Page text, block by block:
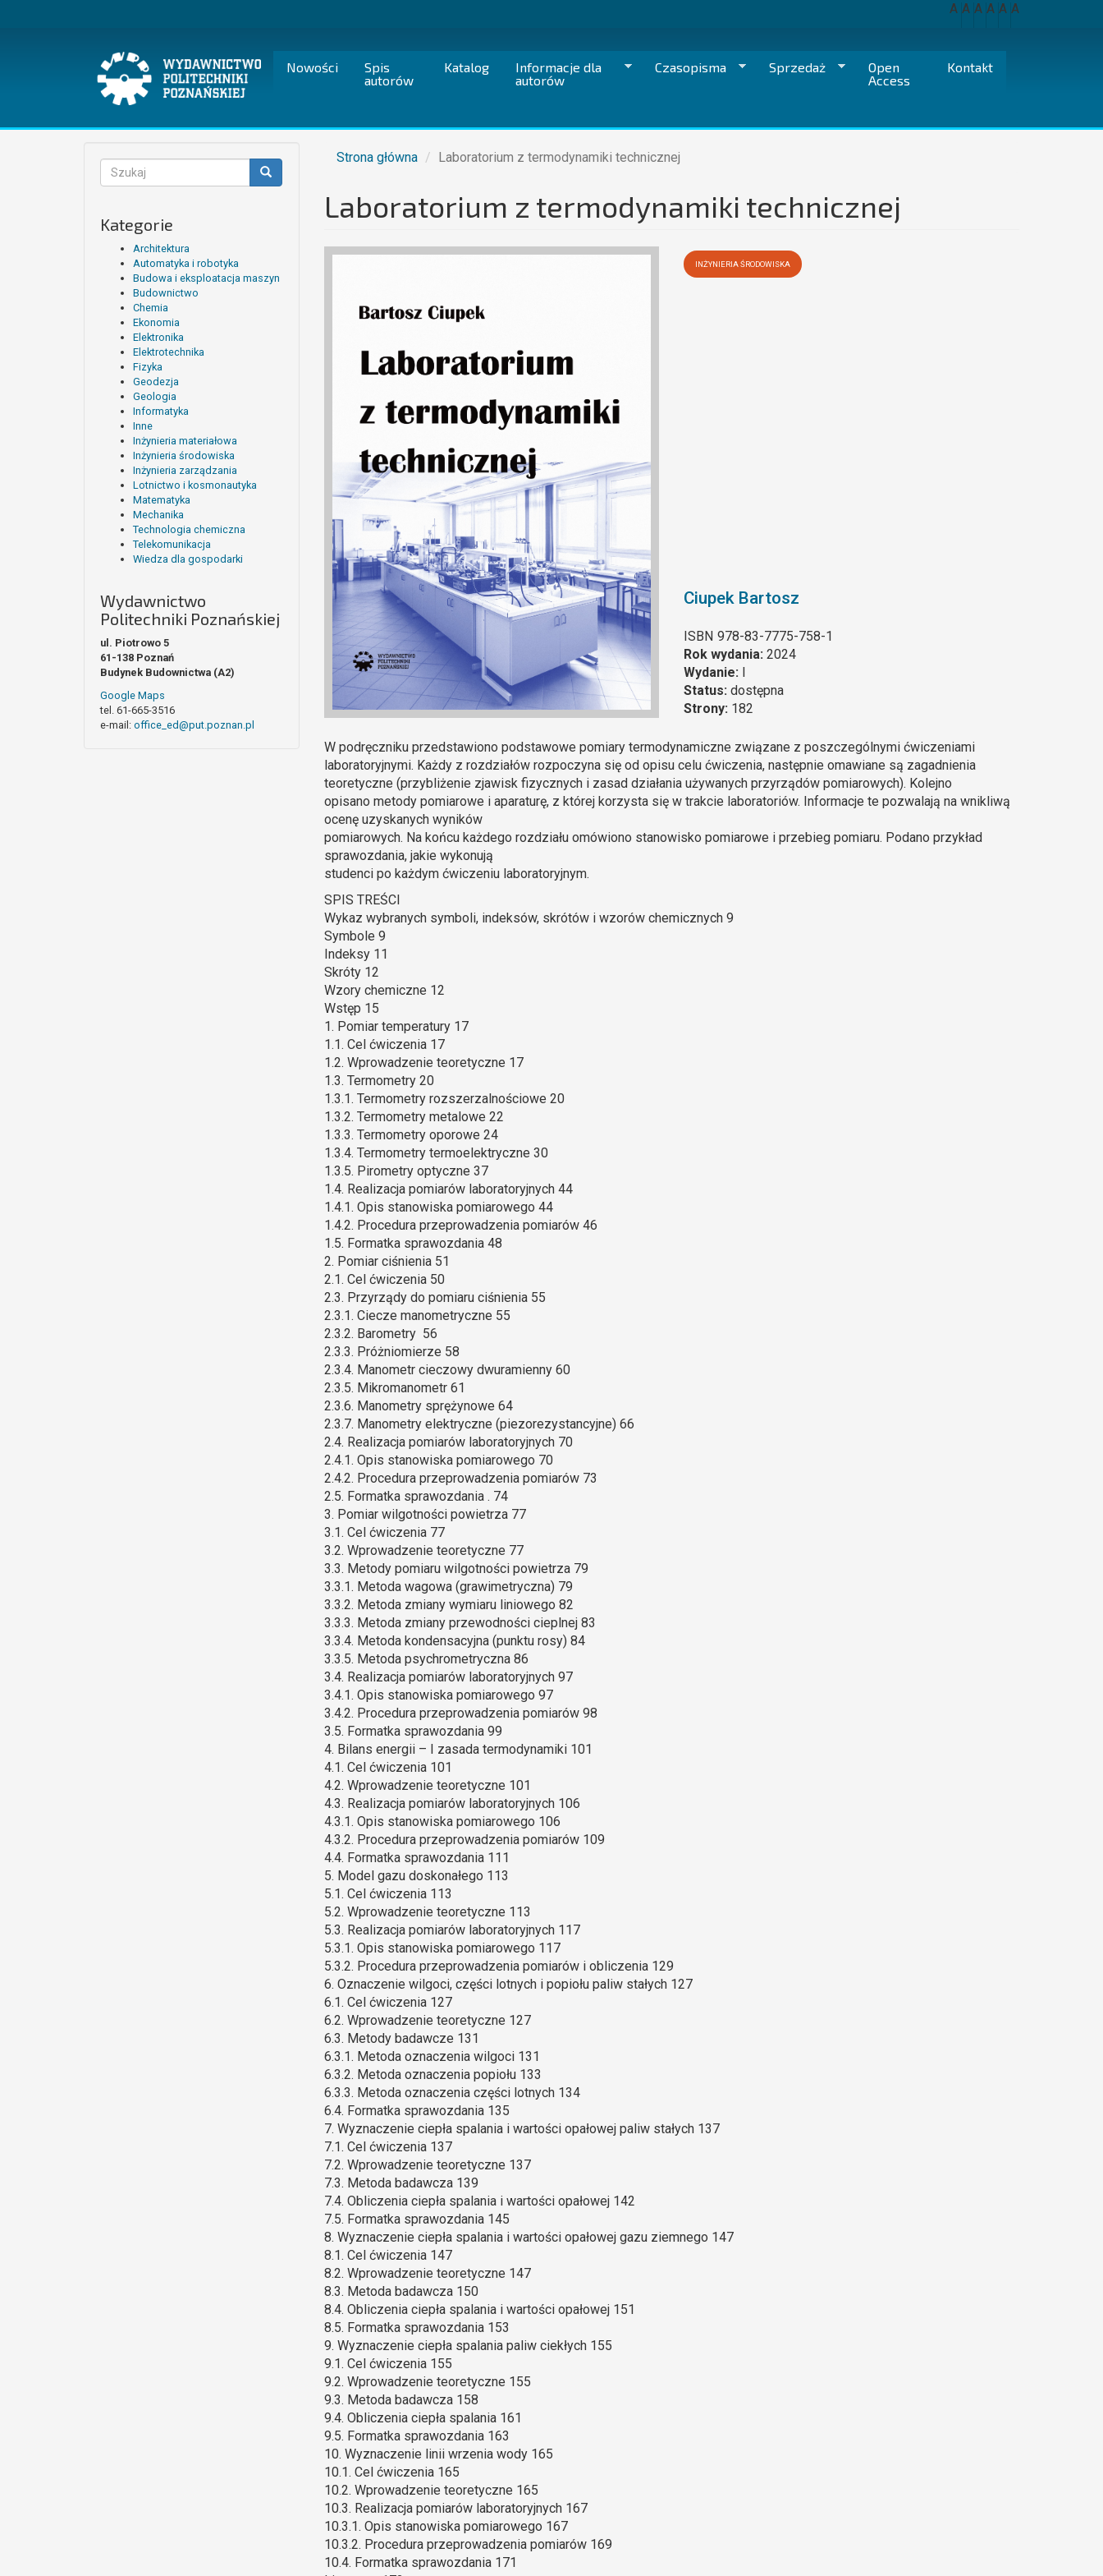
A A A A A A
Nowości
Spis
autorów
Katalog
Informacje dla
autorów
Czasopisma Sprzedaż
Open
Access
Kontakt
Formularz
wyszukiwania
Kategorie
Architektura
Automatyka i robotyka
Budowa i eksploatacja maszyn
Budownictwo
Chemia
Ekonomia
Elektronika
Elektrotechnika
Fizyka
Geodezja
Geologia
Informatyka
Inne
Inżynieria materiałowa
Inżynieria środowiska
Inżynieria zarządzania
Lotnictwo i kosmonautyka
Matematyka
Mechanika
Technologia chemiczna
Telekomunikacja
Wiedza dla gospodarki
Wydawnictwo
Politechniki Poznańskiej
ul. Piotrowo 5
61-138 Poznań
Budynek Budownictwa (A2)
Google Maps
tel. 61-665-3516
e-mail: office_ed@put.poznan.pl
Strona główna Laboratorium z termodynamiki technicznej
Laboratorium z termodynamiki technicznej
INŻYNIERIA ŚRODOWISKA
Ciupek Bartosz
ISBN 978-83-7775-758-1
Rok wydania:2024
Wydanie: I
Status:dostępna
Strony: 182
W podręczniku przedstawiono podstawowe pomiary termodynamiczne związane z poszczególnymi ćwiczeniami
laboratoryjnymi. Każdy z rozdziałów rozpoczyna się od opisu celu ćwiczenia, następnie omawiane są zagadnienia
teoretyczne (przybliżenie zjawisk fizycznych i zasad działania używanych przyrządów pomiarowych). Kolejno
opisano metody pomiarowe i aparaturę, z której korzysta się w trakcie laboratoriów. Informacje te pozwalają na wnikliwą
ocenę uzyskanych wyników
pomiarowych. Na końcu każdego rozdziału omówiono stanowisko pomiarowe i przebieg pomiaru. Podano przykład
sprawozdania, jakie wykonują
studenci po każdym ćwiczeniu laboratoryjnym.
SPIS TREŚCI
Wykaz wybranych symboli, indeksów, skrótów i wzorów chemicznych 9
Symbole 9
Indeksy 11
Skróty 12
Wzory chemiczne 12
Wstęp 15
1. Pomiar temperatury 17
1.1. Cel ćwiczenia 17
1.2. Wprowadzenie teoretyczne 17
1.3. Termometry 20
1.3.1. Termometry rozszerzalnościowe 20
1.3.2. Termometry metalowe 22
1.3.3. Termometry oporowe 24
1.3.4. Termometry termoelektryczne 30
1.3.5. Pirometry optyczne 37
1.4. Realizacja pomiarów laboratoryjnych 44
1.4.1. Opis stanowiska pomiarowego 44
1.4.2. Procedura przeprowadzenia pomiarów 46
1.5. Formatka sprawozdania 48
2. Pomiar ciśnienia 51
2.1. Cel ćwiczenia 50
2.3. Przyrządy do pomiaru ciśnienia 55
2.3.1. Ciecze manometryczne 55
2.3.2. Barometry 56
2.3.3. Próżniomierze 58
2.3.4. Manometr cieczowy dwuramienny 60
2.3.5. Mikromanometr 61
2.3.6. Manometry sprężynowe 64
2.3.7. Manometry elektryczne (piezorezystancyjne) 66
2.4. Realizacja pomiarów laboratoryjnych 70
2.4.1. Opis stanowiska pomiarowego 70
2.4.2. Procedura przeprowadzenia pomiarów 73
2.5. Formatka sprawozdania . 74
3. Pomiar wilgotności powietrza 77
3.1. Cel ćwiczenia 77
3.2. Wprowadzenie teoretyczne 77
3.3. Metody pomiaru wilgotności powietrza 79
3.3.1. Metoda wagowa (grawimetryczna) 79
3.3.2. Metoda zmiany wymiaru liniowego 82
3.3.3. Metoda zmiany przewodności cieplnej 83
3.3.4. Metoda kondensacyjna (punktu rosy) 84
3.3.5. Metoda psychrometryczna 86
3.4. Realizacja pomiarów laboratoryjnych 97
3.4.1. Opis stanowiska pomiarowego 97
3.4.2. Procedura przeprowadzenia pomiarów 98
3.5. Formatka sprawozdania 99
4. Bilans energii – I zasada termodynamiki 101
4.1. Cel ćwiczenia 101
4.2. Wprowadzenie teoretyczne 101
4.3. Realizacja pomiarów laboratoryjnych 106
4.3.1. Opis stanowiska pomiarowego 106
4.3.2. Procedura przeprowadzenia pomiarów 109
4.4. Formatka sprawozdania 111
5. Model gazu doskonałego 113
5.1. Cel ćwiczenia 113
5.2. Wprowadzenie teoretyczne 113
5.3. Realizacja pomiarów laboratoryjnych 117
5.3.1. Opis stanowiska pomiarowego 117
5.3.2. Procedura przeprowadzenia pomiarów i obliczenia 129
6. Oznaczenie wilgoci, części lotnych i popiołu paliw stałych 127
6.1. Cel ćwiczenia 127
6.2. Wprowadzenie teoretyczne 127
6.3. Metody badawcze 131
6.3.1. Metoda oznaczenia wilgoci 131
6.3.2. Metoda oznaczenia popiołu 133
6.3.3. Metoda oznaczenia części lotnych 134
6.4. Formatka sprawozdania 135
7. Wyznaczenie ciepła spalania i wartości opałowej paliw stałych 137
7.1. Cel ćwiczenia 137
7.2. Wprowadzenie teoretyczne 137
7.3. Metoda badawcza 139
7.4. Obliczenia ciepła spalania i wartości opałowej 142
7.5. Formatka sprawozdania 145
8. Wyznaczenie ciepła spalania i wartości opałowej gazu ziemnego 147
8.1. Cel ćwiczenia 147
8.2. Wprowadzenie teoretyczne 147
8.3. Metoda badawcza 150
8.4. Obliczenia ciepła spalania i wartości opałowej 151
8.5. Formatka sprawozdania 153
9. Wyznaczenie ciepła spalania paliw ciekłych 155
9.1. Cel ćwiczenia 155
9.2. Wprowadzenie teoretyczne 155
9.3. Metoda badawcza 158
9.4. Obliczenia ciepła spalania 161
9.5. Formatka sprawozdania 163
10. Wyznaczenie linii wrzenia wody 165
10.1. Cel ćwiczenia 165
10.2. Wprowadzenie teoretyczne 165
10.3. Realizacja pomiarów laboratoryjnych 167
10.3.1. Opis stanowiska pomiarowego 167
10.3.2. Procedura przeprowadzenia pomiarów 169
10.4. Formatka sprawozdania 171